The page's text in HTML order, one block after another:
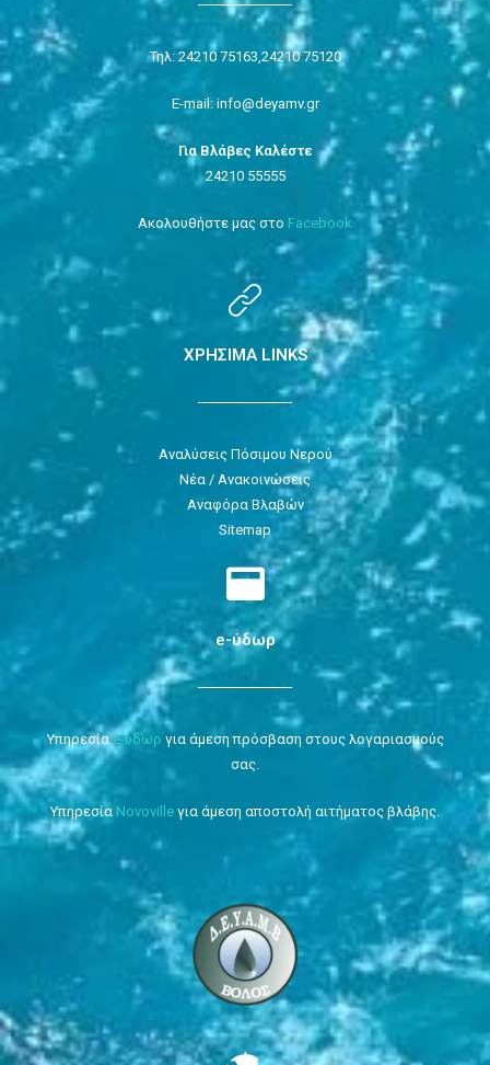
Τηλ: 24210 75163, 24210 75120
E-mail: info@deyamv.gr
Για Βλάβες Καλέστε
24210 55555
Ακολουθήστε μας στο Facebook
ΧΡΗΣΙΜΑ LINKS
Αναλύσεις Πόσιμου Νερού
Νέα / Ανακοινώσεις
Αναφόρα Βλαβών
Sitemap
e-ύδωρ
Υπηρεσίαe-ύδωρ για άμεση πρόσβαση στους λογαριασμούς
σας.
Υπηρεσία Novoville για άμεση αποστολή αιτήματος βλάβης.